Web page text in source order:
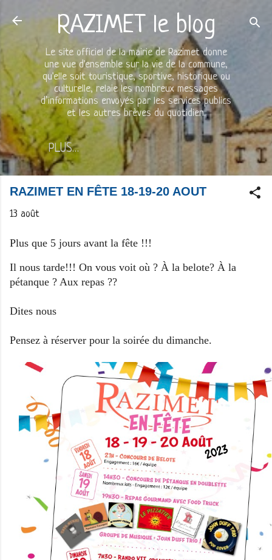
Accéder au contenu principal
RAZIMET le blog
Le site officiel de la mairie de Razimet donne
une vue d'ensemble sur la vie de la commune,
qu'elle soit touristique, sportive, historique ou
culturelle, relaie les nombreux messages
d’informations envoyés par les services publics
et les autres brèves du quotidien.
PLUS…
RAZIMET EN FÊTE 18-19-20 AOUT
13 août
Plus que 5 jours avant la fête !!!
Il nous tarde!!! On vous voit où ? À la belote? À la
pétanque ? Aux repas ??
Dites nous
Pensez à réserver pour la soirée du dimanche.